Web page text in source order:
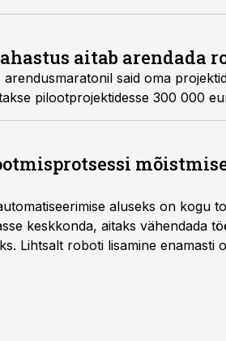
aitab arendada
said oma
pilootprojektidesse 300 000
aluseks on kogu
keskkonda, aitaks vähendada
Lihtsalt roboti lisamine enamasti